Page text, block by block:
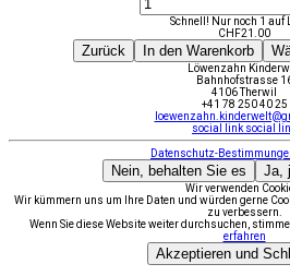
Schnell! Nur noch 1 auf
CHF21.00
Zurück In den Warenkorb
Löwenzahn
Bahnhofstrasse
4106 Therwil
+41 78 250 40 25
social link social
Datenschutz-
Nein, behalten Sie es Ja,
Wir verwenden
Wir kümmern uns um Ihre Daten und würden gerne
zu verbessern.
Wenn Sie diese Website weiter durchsuchen,
erfahren
Akzeptieren und